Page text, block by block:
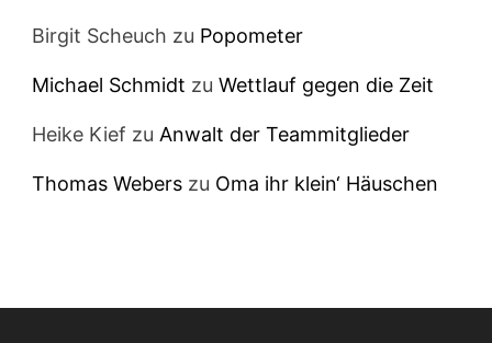
Birgit Scheuch zu Popometer
Michael Schmidt zuWettlauf gegen die Zeit
Heike Kief zuAnwalt der Teammitglieder
Thomas Webers zu Oma ihr klein‘ Häuschen